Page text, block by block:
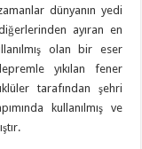
dünyanın yedi
ayıran en
olan bir eser
yıkılan fener
tarafından şehri
kullanılmış ve